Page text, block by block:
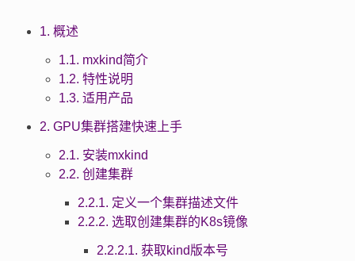
1. 概述
1.1. mxkind简介
1.2. 特性说明
1.3. 适用产品
2. GPU集群搭建快速上手
2.1. 安装mxkind
2.2. 创建集群
2.2.1. 定义一个集群描述文件
2.2.2. 选取创建集群的K8s镜像
2.2.2.1. 获取kind版本号